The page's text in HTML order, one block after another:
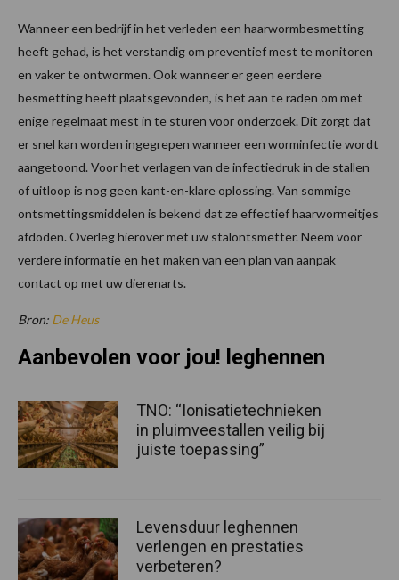
Wanneer een bedrijf in het verleden een haarwormbesmetting
heeft gehad, is het verstandig om preventief mest te monitoren
en vaker te ontwormen. Ook wanneer er geen eerdere
besmetting heeft plaatsgevonden, is het aan te raden om met
enige regelmaat mest in te sturen voor onderzoek. Dit zorgt dat
er snel kan worden ingegrepen wanneer een worminfectie wordt
aangetoond. Voor het verlagen van de infectiedruk in de stallen
of uitloop is nog geen kant-en-klare oplossing. Van sommige
ontsmettingsmiddelen is bekend dat ze effectief haarwormeitjes
afdoden. Overleg hierover met uw stalontsmetter. Neem voor
verdere informatie en het maken van een plan van aanpak
contact op met uw dierenarts.
Bron: De Heus
Aanbevolen voor jou! leghennen
TNO: “Ionisatietechnieken
in pluimveestallen veilig bij
juiste toepassing”
Levensduur leghennen
verlengen en prestaties
verbeteren?